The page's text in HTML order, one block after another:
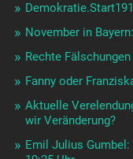
November in
Rechte
Fanny oder
Aktuelle
wir Veränderung?
Emil Julius